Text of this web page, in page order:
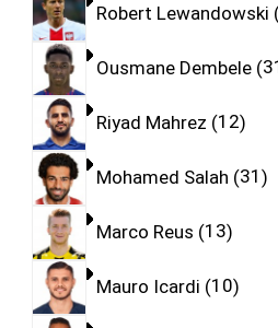
Robert Lewandowski
Ousmane Dembele
Riyad Mahrez 12
Mohamed Salah 31
Marco Reus 13
Mauro Icardi 10